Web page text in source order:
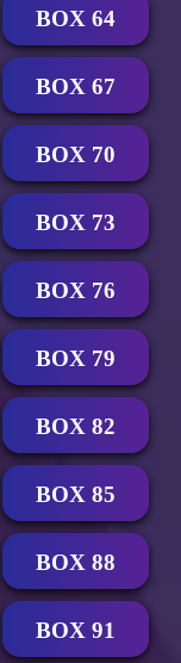
BOX 64
BOX 67
BOX 70
BOX 73
BOX 76
BOX 79
BOX 82
BOX 85
BOX 88
BOX 91